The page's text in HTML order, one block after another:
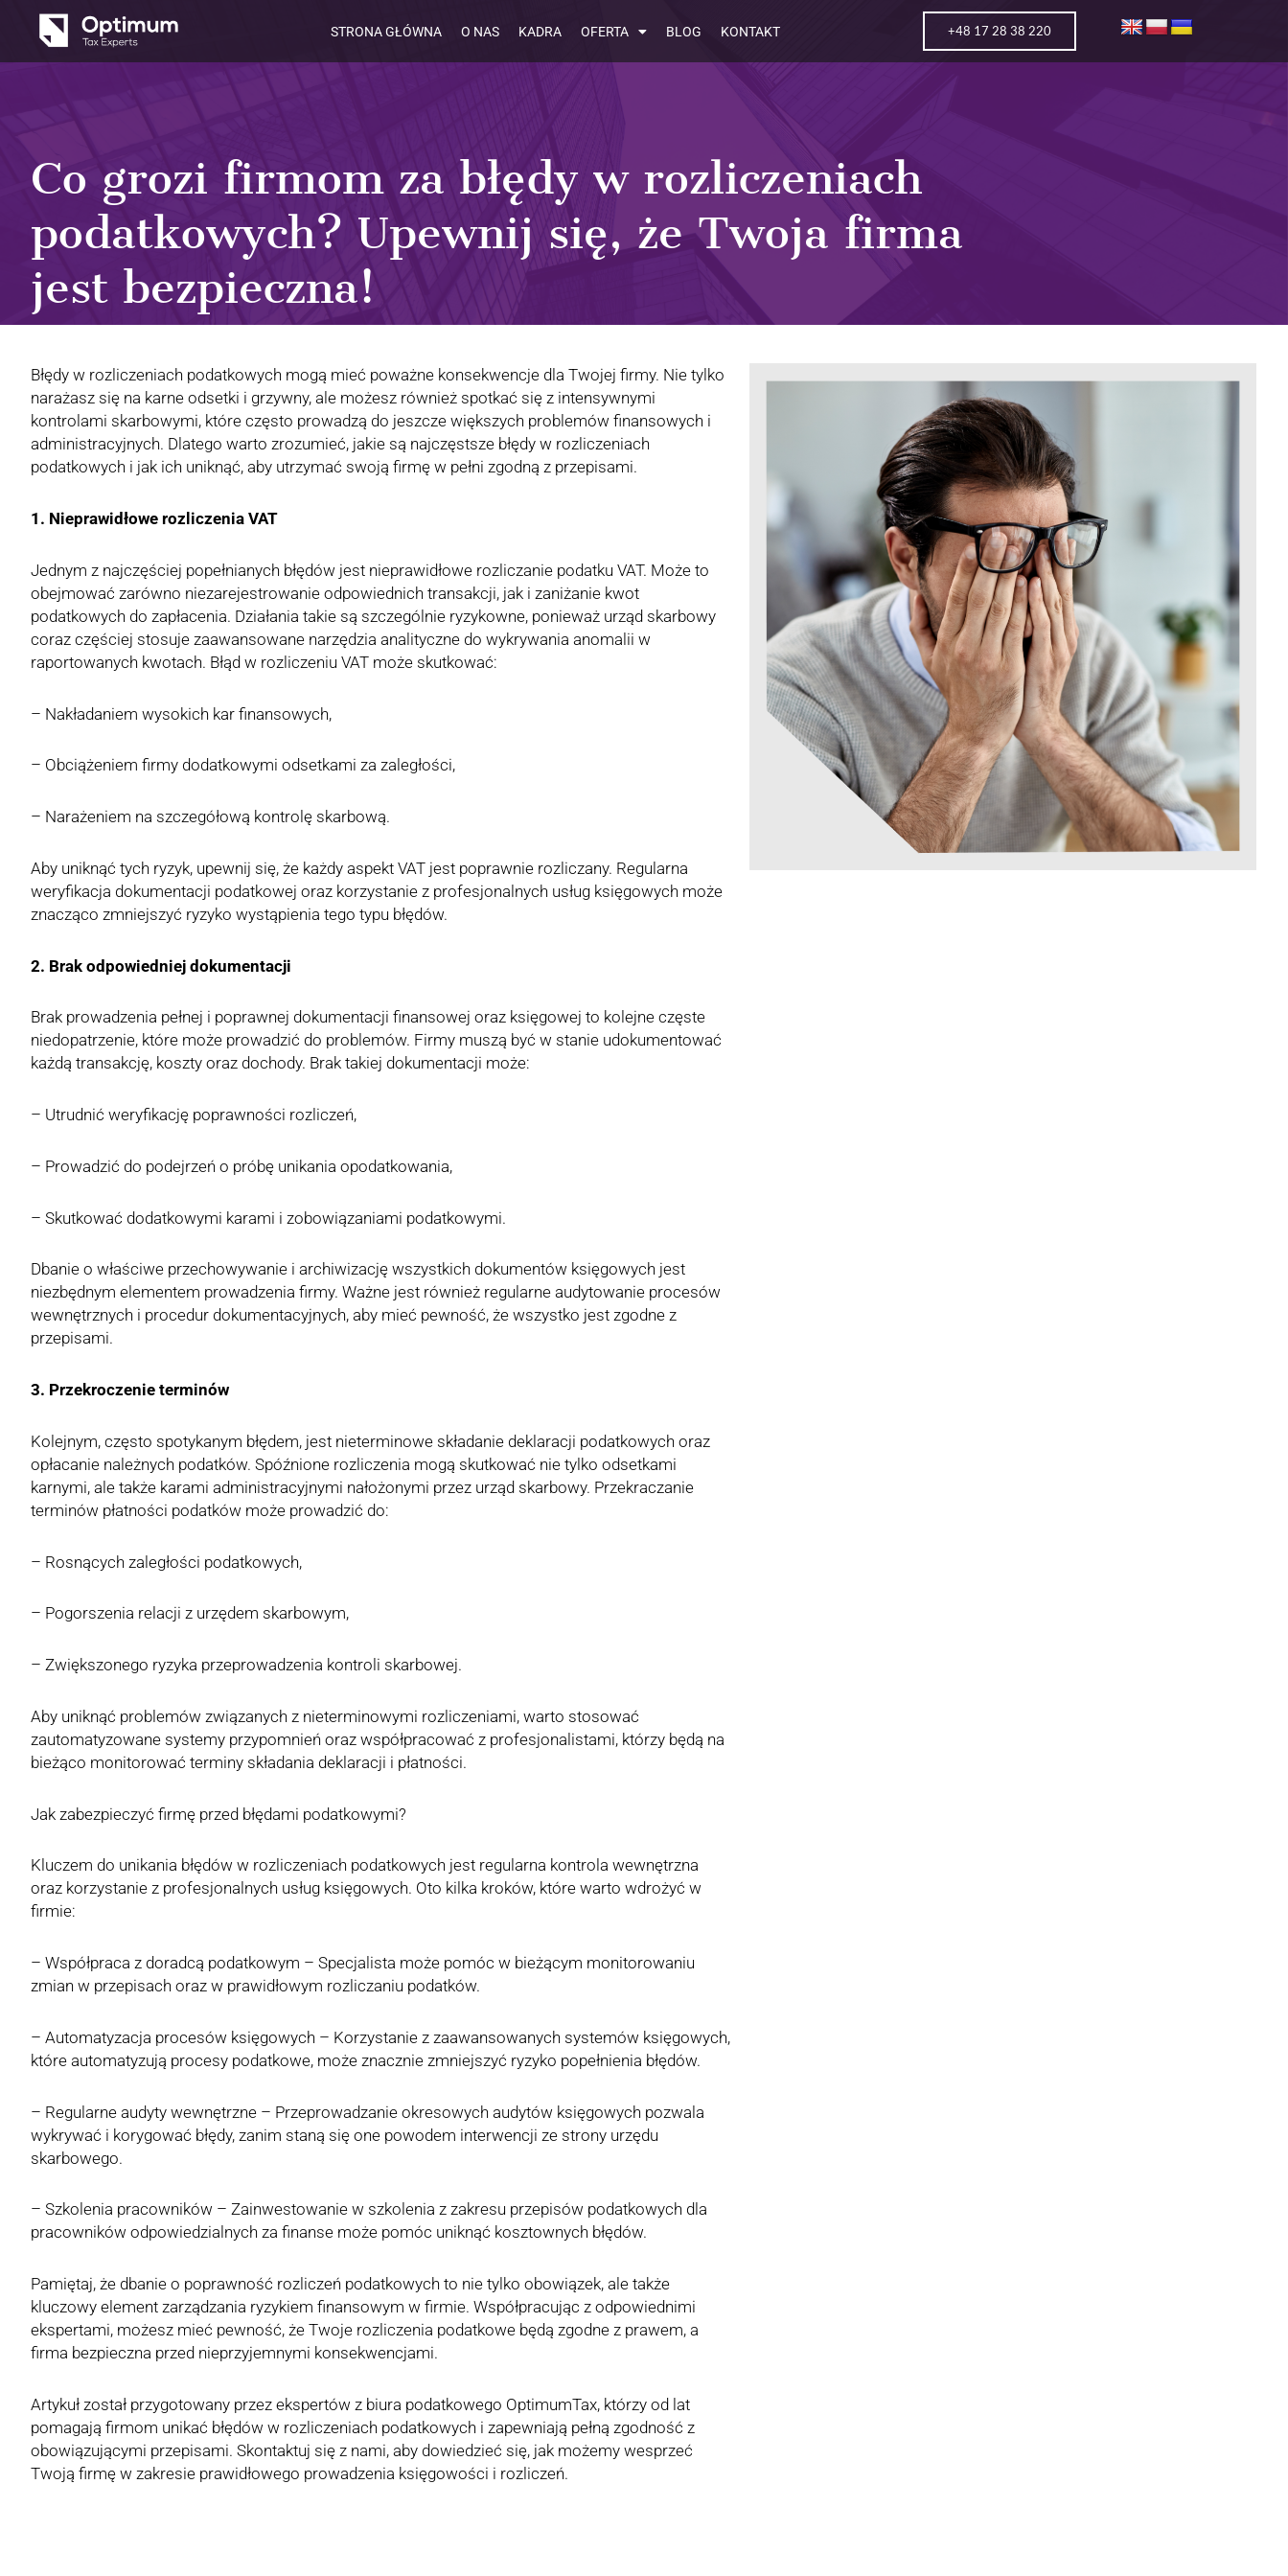
Przejdź
STRONA GŁÓWNA O NAS KADRA OFERTA BLOG KONTAKT +48 17 28 38 220
Co grozi firmom za błędy w rozliczeniach
podatkowych? Upewnij się, że Twoja firma
jest bezpieczna!
Błędy w rozliczeniach podatkowych mogą mieć poważne konsekwencje dla Twojej firmy. Nie tylko
narażasz się na karne odsetki i grzywny, ale możesz również spotkać się z intensywnymi
kontrolami skarbowymi, które często prowadzą do jeszcze większych problemów finansowych i
administracyjnych. Dlatego warto zrozumieć, jakie są najczęstsze błędy w rozliczeniach
podatkowych i jak ich uniknąć, aby utrzymać swoją firmę w pełni zgodną z przepisami.
1. Nieprawidłowe rozliczenia VAT
Jednym z najczęściej popełnianych błędów jest nieprawidłowe rozliczanie podatku VAT. Może to
obejmować zarówno niezarejestrowanie odpowiednich transakcji, jak i zaniżanie kwot
podatkowych do zapłacenia. Działania takie są szczególnie ryzykowne, ponieważ urząd skarbowy
coraz częściej stosuje zaawansowane narzędzia analityczne do wykrywania anomalii w
raportowanych kwotach. Błąd w rozliczeniu VAT może skutkować:
– Nakładaniem wysokich kar finansowych,
– Obciążeniem firmy dodatkowymi odsetkami za zaległości,
– Narażeniem na szczegółową kontrolę skarbową.
Aby uniknąć tych ryzyk, upewnij się, że każdy aspekt VAT jest poprawnie rozliczany. Regularna
weryfikacja dokumentacji podatkowej oraz korzystanie z profesjonalnych usług księgowych może
znacząco zmniejszyć ryzyko wystąpienia tego typu błędów.
2. Brak odpowiedniej dokumentacji
Brak prowadzenia pełnej i poprawnej dokumentacji finansowej oraz księgowej to kolejne częste
niedopatrzenie, które może prowadzić do problemów. Firmy muszą być w stanie udokumentować
każdą transakcję, koszty oraz dochody. Brak takiej dokumentacji może:
– Utrudnić weryfikację poprawności rozliczeń,
– Prowadzić do podejrzeń o próbę unikania opodatkowania,
– Skutkować dodatkowymi karami i zobowiązaniami podatkowymi.
Dbanie o właściwe przechowywanie i archiwizację wszystkich dokumentów księgowych jest
niezbędnym elementem prowadzenia firmy. Ważne jest również regularne audytowanie procesów
wewnętrznych i procedur dokumentacyjnych, aby mieć pewność, że wszystko jest zgodne z
przepisami.
3. Przekroczenie terminów
Kolejnym, często spotykanym błędem, jest nieterminowe składanie deklaracji podatkowych oraz
opłacanie należnych podatków. Spóźnione rozliczenia mogą skutkować nie tylko odsetkami
karnymi, ale także karami administracyjnymi nałożonymi przez urząd skarbowy. Przekraczanie
terminów płatności podatków może prowadzić do:
– Rosnących zaległości podatkowych,
– Pogorszenia relacji z urzędem skarbowym,
– Zwiększonego ryzyka przeprowadzenia kontroli skarbowej.
Aby uniknąć problemów związanych z nieterminowymi rozliczeniami, warto stosować
zautomatyzowane systemy przypomnień oraz współpracować z profesjonalistami, którzy będą na
bieżąco monitorować terminy składania deklaracji i płatności.
Jak zabezpieczyć firmę przed błędami podatkowymi?
Kluczem do unikania błędów w rozliczeniach podatkowych jest regularna kontrola wewnętrzna
oraz korzystanie z profesjonalnych usług księgowych. Oto kilka kroków, które warto wdrożyć w
firmie:
– Współpraca z doradcą podatkowym – Specjalista może pomóc w bieżącym monitorowaniu
zmian w przepisach oraz w prawidłowym rozliczaniu podatków.
– Automatyzacja procesów księgowych – Korzystanie z zaawansowanych systemów księgowych,
które automatyzują procesy podatkowe, może znacznie zmniejszyć ryzyko popełnienia błędów.
– Regularne audyty wewnętrzne – Przeprowadzanie okresowych audytów księgowych pozwala
wykrywać i korygować błędy, zanim staną się one powodem interwencji ze strony urzędu
skarbowego.
– Szkolenia pracowników – Zainwestowanie w szkolenia z zakresu przepisów podatkowych dla
pracowników odpowiedzialnych za finanse może pomóc uniknąć kosztownych błędów.
Pamiętaj, że dbanie o poprawność rozliczeń podatkowych to nie tylko obowiązek, ale także
kluczowy element zarządzania ryzykiem finansowym w firmie. Współpracując z odpowiednimi
ekspertami, możesz mieć pewność, że Twoje rozliczenia podatkowe będą zgodne z prawem, a
firma bezpieczna przed nieprzyjemnymi konsekwencjami.
Artykuł został przygotowany przez ekspertów z biura podatkowego OptimumTax, którzy od lat
pomagają firmom unikać błędów w rozliczeniach podatkowych i zapewniają pełną zgodność z
obowiązującymi przepisami. Skontaktuj się z nami, aby dowiedzieć się, jak możemy wesprzeć
Twoją firmę w zakresie prawidłowego prowadzenia księgowości i rozliczeń.